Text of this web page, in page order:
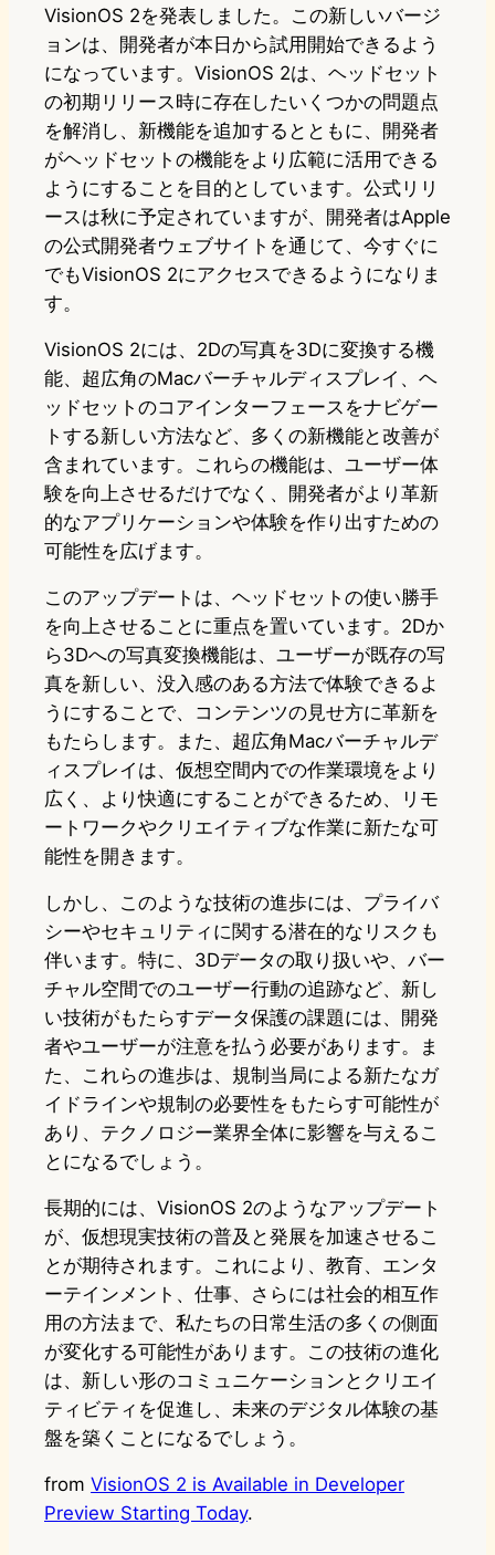
VisionOS 2を発表しました。この新しいバージ
ョンは、開発者が本日から試用開始できるよう
になっています。VisionOS 2は、ヘッドセット
の初期リリース時に存在したいくつかの問題点
を解消し、新機能を追加するとともに、開発者
がヘッドセットの機能をより広範に活用できる
ようにすることを目的としています。公式リリ
ースは秋に予定されていますが、開発者はApple
の公式開発者ウェブサイトを通じて、今すぐに
でもVisionOS 2にアクセスできるようになりま
す。
VisionOS 2には、2Dの写真を3Dに変換する機
能、超広角のMacバーチャルディスプレイ、ヘ
ッドセットのコアインターフェースをナビゲー
トする新しい方法など、多くの新機能と改善が
含まれています。これらの機能は、ユーザー体
験を向上させるだけでなく、開発者がより革新
的なアプリケーションや体験を作り出すための
可能性を広げます。
このアップデートは、ヘッドセットの使い勝手
を向上させることに重点を置いています。2Dか
ら3Dへの写真変換機能は、ユーザーが既存の写
真を新しい、没入感のある方法で体験できるよ
うにすることで、コンテンツの見せ方に革新を
もたらします。また、超広角Macバーチャルデ
ィスプレイは、仮想空間内での作業環境をより
広く、より快適にすることができるため、リモ
ートワークやクリエイティブな作業に新たな可
能性を開きます。
しかし、このような技術の進歩には、プライバ
シーやセキュリティに関する潜在的なリスクも
伴います。特に、3Dデータの取り扱いや、バー
チャル空間でのユーザー行動の追跡など、新し
い技術がもたらすデータ保護の課題には、開発
者やユーザーが注意を払う必要があります。ま
た、これらの進歩は、規制当局による新たなガ
イドラインや規制の必要性をもたらす可能性が
あり、テクノロジー業界全体に影響を与えるこ
とになるでしょう。
長期的には、VisionOS 2のようなアップデート
が、仮想現実技術の普及と発展を加速させるこ
とが期待されます。これにより、教育、エンタ
ーテインメント、仕事、さらには社会的相互作
用の方法まで、私たちの日常生活の多くの側面
が変化する可能性があります。この技術の進化
は、新しい形のコミュニケーションとクリエイ
ティビティを促進し、未来のデジタル体験の基
盤を築くことになるでしょう。
from VisionOS 2 is Available in Developer
Preview Starting Today.